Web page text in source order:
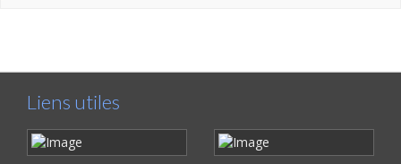
Liens utiles